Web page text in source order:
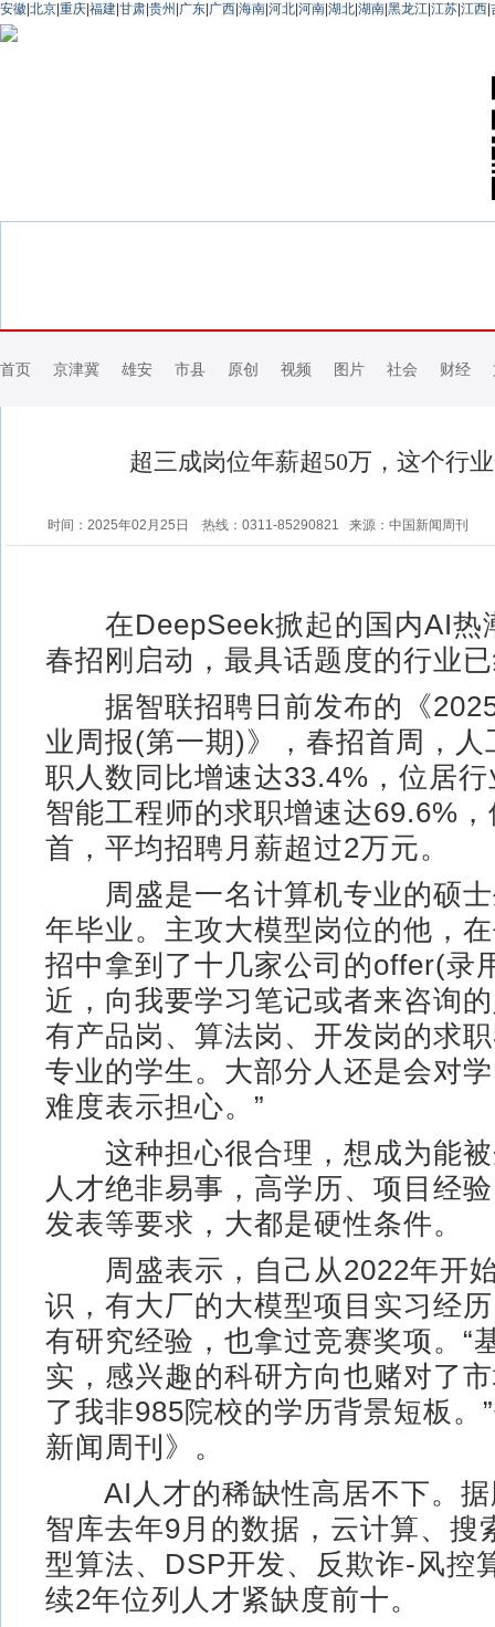
安徽 北京 重庆 福建 甘肃 贵州 广东 广西 海南 河北 河南 湖北 湖南 黑龙江 江苏 江西
首页 京津冀 雄安 市县 原创 视频 图片 社会 财经
超三成岗位年薪超50万，这个行
时间：2025年02月25日 热线：0311-85290821 来源：中国新闻周刊
在DeepSeek掀起的国内AI热
春招刚启动，最具话题度的行业
据智联招聘日前发布的《
业周报(第一期)》，春招首周，人
职人数同比增速达33.4%，位居
智能工程师的求职增速达69.6%
首，平均招聘月薪超过2万元。
周盛是一名计算机专业的硕士
年毕业。主攻大模型岗位的他，
招中拿到了十几家公司的offer(录
近，向我要学习笔记或者来咨询
有产品岗、算法岗、开发岗的求
专业的学生。大部分人还是会对
难度表示担心。”
这种担心很合理，想成为能被
人才绝非易事，高学历、项目经
发表等要求，大都是硬性条件。
周盛表示，自己从2022年开
识，有大厂的大模型项目实习经
有研究经验，也拿过竞赛奖项。“
实，感兴趣的科研方向也赌对了
了我非985院校的学历背景短板。
新闻周刊》。
AI人才的稀缺性高居不下。据
智库去年9月的数据，云计算、搜
型算法、DSP开发、反欺诈-风控
续2年位列人才紧缺度前十。